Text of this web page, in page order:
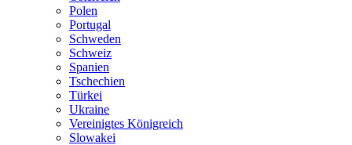
Polen
Portugal
Schweden
Schweiz
Spanien
Tschechien
Türkei
Ukraine
Vereinigtes Königreich
Slowakei